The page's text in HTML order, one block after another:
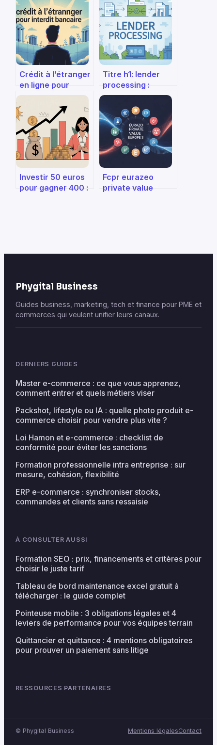
Crédit à l’étranger
en ligne pour
interdit bancaire :
solutions et limites
Titre h1: lender
processing :
enjeux, meilleures
pratiques et
optimisation
stratégique
Investir 50 euros
pour gagner 400 :
Fcpr eurazeo
private value
Phygital Business
Guides business, marketing, tech et finance pour PME et
commerces qui veulent unifier leurs canaux.
DERNIERS GUIDES
Master e-commerce : ce que vous apprenez,
comment entrer et quels métiers viser
Packshot, lifestyle ou IA : quelle photo produit e-
commerce choisir pour vendre plus vite ?
Loi Hamon et e-commerce : checklist de
conformité pour éviter les sanctions
Formation professionnelle intra entreprise : sur
mesure, cohésion, flexibilité
ERP e-commerce : synchroniser stocks,
commandes et clients sans ressaisie
À CONSULTER AUSSI
Formation SEO : prix, financements et critères pour
choisir le juste tarif
Tableau de bord maintenance excel gratuit à
télécharger : le guide complet
Pointeuse mobile : 3 obligations légales et 4
leviers de performance pour vos équipes terrain
Quittancier et quittance : 4 mentions obligatoires
pour prouver un paiement sans litige
RESSOURCES PARTENAIRES
© Phygital Business Mentions légalesContact